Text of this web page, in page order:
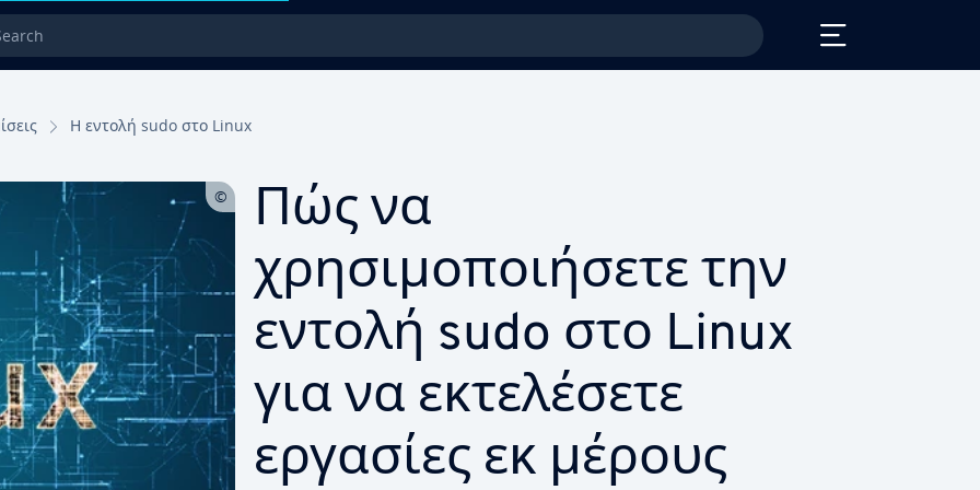
Η εντολή sudo στο Linux
Πώς να
χρησιμοποιήσετε την
εντολή sudo στο Linux
για να εκτελέσετε
εργασίες εκ μέρους